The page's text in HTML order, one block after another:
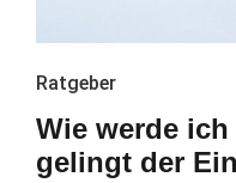
Ratgeber
Wie werde
gelingt der